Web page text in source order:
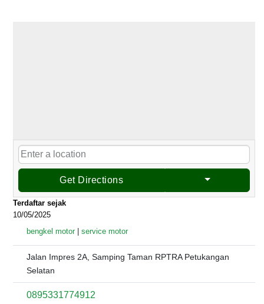
Get Directions
Terdaftar sejak
10/05/2025
bengkel motor|service motor
Jalan Impres 2A, Samping Taman RPTRA Petukangan
Selatan
0895331774912